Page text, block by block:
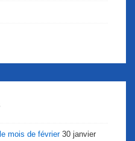
mois de février 30 janvier